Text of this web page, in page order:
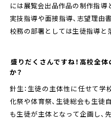
には展覧会出品作品の制作指導
実技指導や面接指導、志望理由
校務の部署としては生徒指導と
――盛りだくさんですね！高校全
か？
針生：生徒の主体性に任せて学
化祭や体育祭、生徒総会も生徒
も生徒が主体となって企画し、